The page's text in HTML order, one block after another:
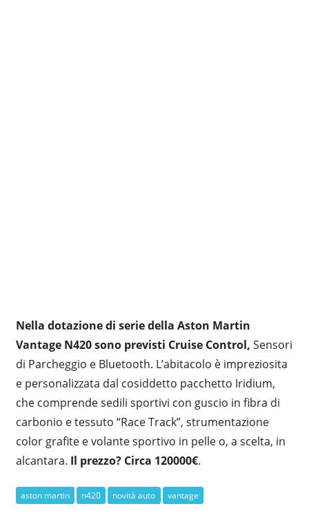
Nella dotazione di serie della Aston Martin
Vantage N420 sono previsti Cruise Control, Sensori
di Parcheggio e Bluetooth. L’abitacolo è impreziosita
e personalizzata dal cosiddetto pacchetto Iridium,
che comprende sedili sportivi con guscio in fibra di
carbonio e tessuto “Race Track”, strumentazione
color grafite e volante sportivo in pelle o, a scelta, in
alcantara. Il prezzo? Circa 120000€.
aston martin n420 novità auto vantage